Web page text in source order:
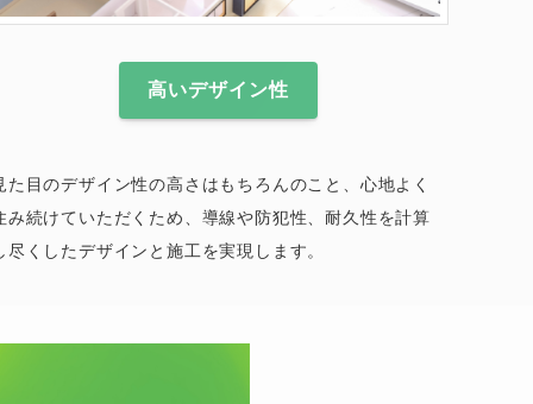
高いデザイン性
た目のデザイン性の高さはもちろんのこと、心地よく
み続けていただくため、導線や防犯性、耐久性を計算
尽くしたデザインと施工を実現します。